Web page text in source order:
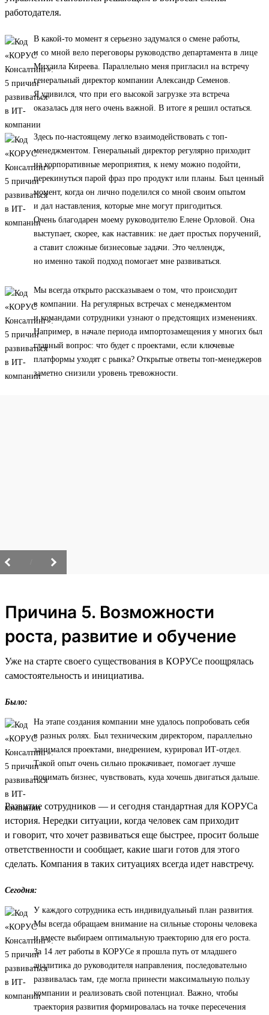
работодателя.
В какой-то момент я серьезно задумался о смене работы,
и со мной вело переговоры руководство департамента в лице
Михаила Киреева. Параллельно меня пригласил на встречу
генеральный директор компании Александр Семенов.
Я удивился, что при его высокой загрузке эта встреча
оказалась для него очень важной. В итоге я решил остаться.
Здесь по-настоящему легко взаимодействовать с топ-
менеджментом. Генеральный директор регулярно приходит
на корпоративные мероприятия, к нему можно подойти,
перекинуться парой фраз про продукт или планы. Был ценный
момент, когда он лично поделился со мной своим опытом
и дал наставления, которые мне могут пригодиться.
Очень благодарен моему руководителю Елене Орловой. Она
выступает, скорее, как наставник: не дает простых поручений,
а ставит сложные бизнесовые задачи. Это челлендж,
но именно такой подход помогает мне развиваться.
Мы всегда открыто рассказываем о том, что происходит
в компании. На регулярных встречах с менеджментом
и командами сотрудники узнают о предстоящих изменениях.
Например, в начале периода импортозамещения у многих был
главный вопрос: что будет с проектами, если ключевые
платформы уходят с рынка? Открытые ответы топ-менеджеров
заметно снизили уровень тревожности.
Причина 5. Возможности
роста, развитие и обучение
Уже на старте своего существования в КОРУСе поощрялась
самостоятельность и инициатива.
Было:
На этапе создания компании мне удалось попробовать себя
в разных ролях. Был техническим директором, параллельно
занимался проектами, внедрением, курировал ИТ-отдел.
Такой опыт очень сильно прокачивает, помогает лучше
понимать бизнес, чувствовать, куда хочешь двигаться дальше.
Развитие сотрудников — и сегодня стандартная для КОРУСа
история. Нередки ситуации, когда человек сам приходит
и говорит, что хочет развиваться еще быстрее, просит больше
ответственности и сообщает, какие шаги готов для этого
сделать. Компания в таких ситуациях всегда идет навстречу.
Сегодня:
У каждого сотрудника есть индивидуальный план развития.
Мы всегда обращаем внимание на сильные стороны человека
и вместе выбираем оптимальную траекторию для его роста.
За 14 лет работы в КОРУСе я прошла путь от младшего
аналитика до руководителя направления, последовательно
развивалась там, где могла принести максимальную пользу
компании и реализовать свой потенциал. Важно, чтобы
траектория развития формировалась на точке пересечения